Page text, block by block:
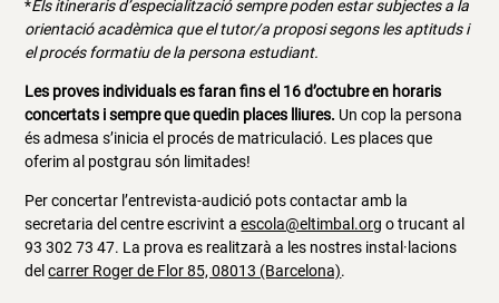
*Els itineraris d’especialització sempre poden estar subjectes a la
orientació acadèmica que el tutor/a proposi segons les aptituds i
el procés formatiu de la persona estudiant.
Les proves individuals es faran fins el 16 d’octubre en horaris
concertats i sempre que quedin places lliures. Un cop la persona
és admesa s’inicia el procés de matriculació. Les places que
oferim al postgrau són limitades!
Per concertar l’entrevista-audició pots contactar amb la
secretaria del centre escrivint aescola@eltimbal.org o trucant al
93 302 73 47. La prova es realitzarà a les nostres instal·lacions
delcarrer Roger de Flor 85, 08013 (Barcelona).